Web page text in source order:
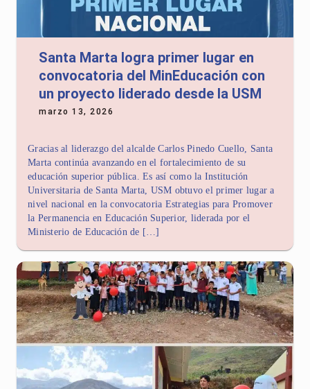
Santa Marta logra primer lugar en
convocatoria del MinEducación con
un proyecto liderado desde la USM
marzo 13, 2026
Gracias al liderazgo del alcalde Carlos Pinedo Cuello, Santa
Marta continúa avanzando en el fortalecimiento de su
educación superior pública. Es así como la Institución
Universitaria de Santa Marta, USM obtuvo el primer lugar a
nivel nacional en la convocatoria Estrategias para Promover
la Permanencia en Educación Superior, liderada por el
Ministerio de Educación de […]